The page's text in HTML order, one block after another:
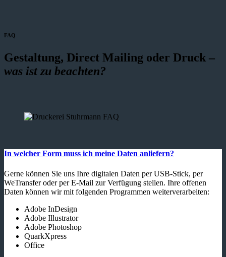
FAQ
Gestaltung, Direct Mailing oder Druck –
was ist zu beachten?
In welcher Form muss ich meine Daten anliefern?
Gerne können Sie uns Ihre digitalen Daten per USB-Stick, per
WeTransfer oder per E-Mail zur Verfügung stellen. Ihre offenen
Daten können wir mit folgenden Programmen weiterverarbeiten:
Adobe InDesign
Adobe Illustrator
Adobe Photoshop
QuarkXpress
Office